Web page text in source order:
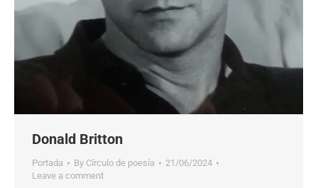
Donald Britton
Portada By Círculo de poesía
21/06/2024
Leave a comment